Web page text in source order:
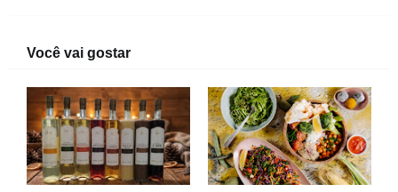
Você vai gostar